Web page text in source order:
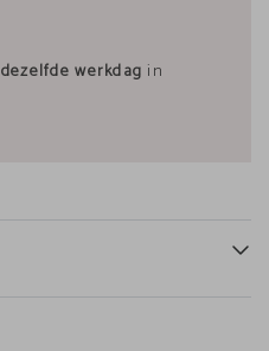
dezelfde werkdag in